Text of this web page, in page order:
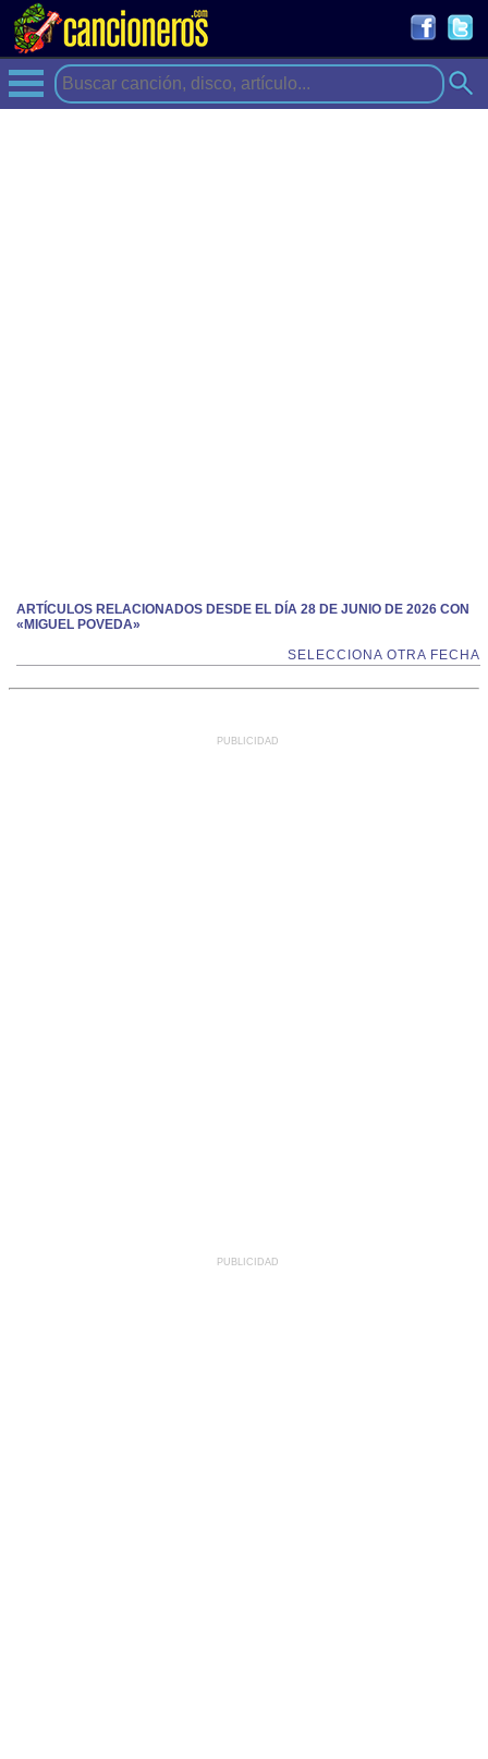
ARTÍCULOS RELACIONADOS DESDE EL DÍA 28 DE JUNIO DE 2026 CON
«MIGUEL POVEDA»
SELECCIONA OTRA FECHA
PUBLICIDAD
PUBLICIDAD